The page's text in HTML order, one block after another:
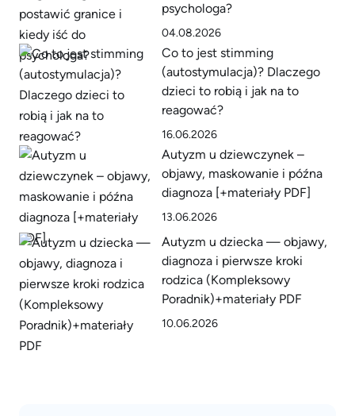
psychologa?
04.08.2026
Co to jest stimming
(autostymulacja)? Dlaczego
dzieci to robią i jak na to
reagować?
16.06.2026
Autyzm u dziewczynek –
objawy, maskowanie i późna
diagnoza [+materiały PDF]
13.06.2026
Autyzm u dziecka — objawy,
diagnoza i pierwsze kroki
rodzica (Kompleksowy
Poradnik)+materiały PDF
10.06.2026